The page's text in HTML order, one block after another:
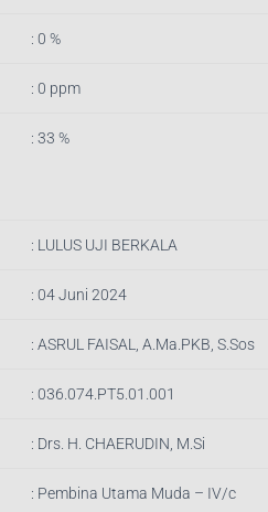
: 0 %
: 0 ppm
: 33 %
: LULUS UJI BERKALA
: 04 Juni 2024
: ASRUL FAISAL, A.Ma.PKB, S.Sos
: 036.074.PT5.01.001
: Drs. H. CHAERUDIN, M.Si
: Pembina Utama Muda – IV/c